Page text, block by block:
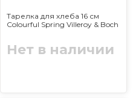
Тарелка для хлеба 16 см
Colourful Spring Villeroy & Boch
Нет в наличии